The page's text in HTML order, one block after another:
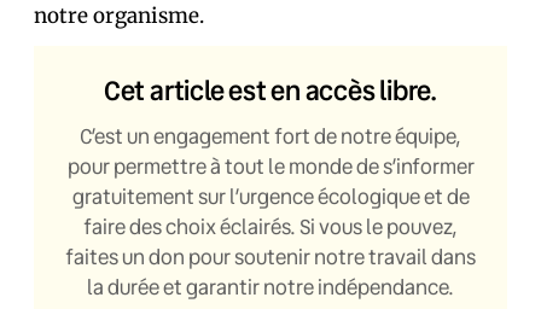
notre organisme.
Cet article est en accès libre.
C’est un engagement fort de notre équipe,
pour permettre à tout le monde de s’informer
gratuitement sur l’urgence écologique et de
faire des choix éclairés. Si vous le pouvez,
faites un don pour soutenir notre travail dans
la durée et garantir notre indépendance.